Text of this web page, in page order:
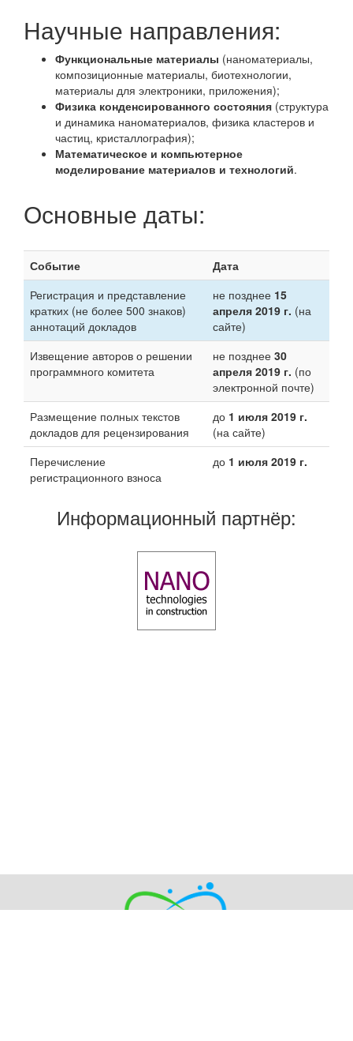
Научные направления:
Функциональные материалы (наноматериалы,
композиционные материалы, биотехнологии,
материалы для электроники, приложения);
Физика конденсированного состояния (структура
и динамика наноматериалов, физика кластеров и
частиц, кристаллография);
Математическое и компьютерное
моделирование материалов и технологий.
Основные даты:
Событие
Дата
Регистрация и представление
кратких (не более 500 знаков)
аннотаций докладов
не позднее 15
апреля 2019 г. (на
сайте)
Извещение авторов о решении
программного комитета
не позднее 30
апреля 2019 г. (по
электронной почте)
Размещение полных текстов
докладов для рецензирования
до 1 июля 2019 г.
(на сайте)
Перечисление
регистрационного взноса
до 1 июля 2019 г.
Информационный партнёр: